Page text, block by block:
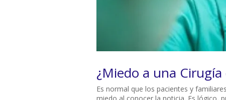
¿Miedo a una
Es normal que los pacientes y
miedo al conocer la noticia. Es lógico,